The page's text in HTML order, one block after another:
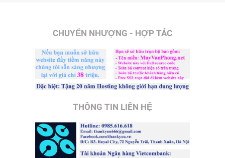
CHUYỂN NHƯỢNG - HỢP TÁC
THÔNG TIN LIÊN HỆ